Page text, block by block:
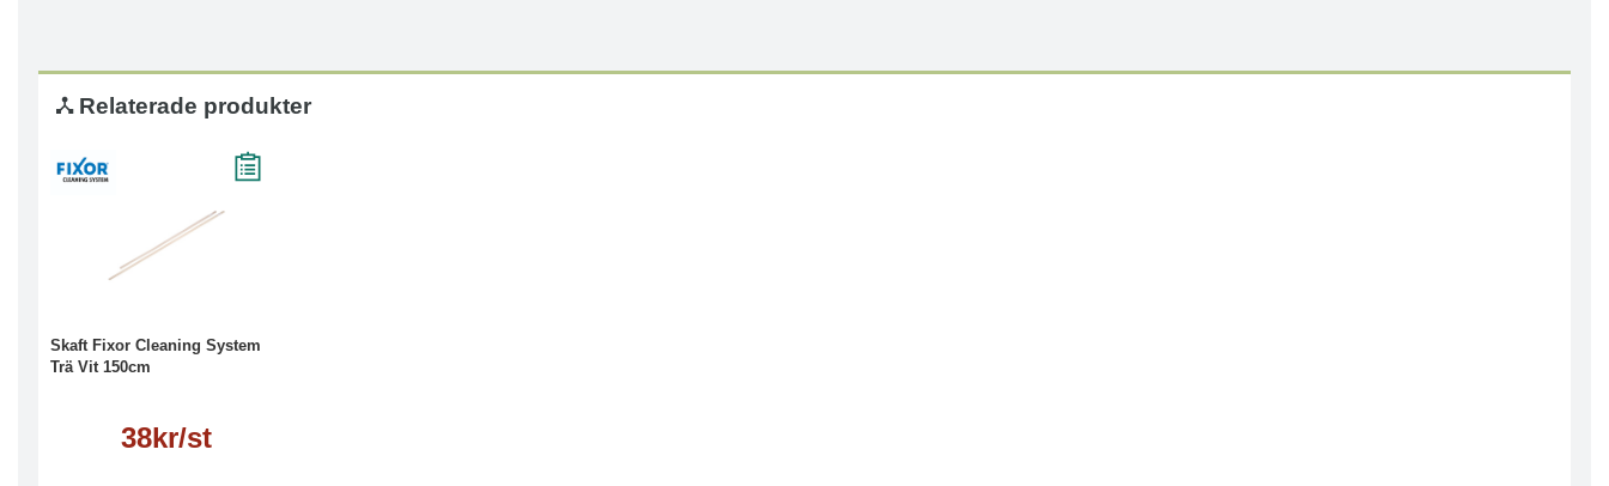
Relaterade produkter
Skaft Fixor Cleaning System
Trä Vit 150cm
38kr/st